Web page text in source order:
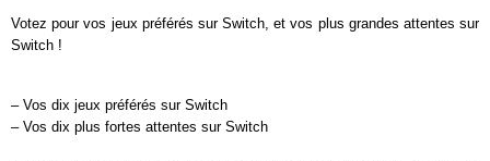
Votez pour vos jeux préférés sur Switch, et vos plus grandes attentes sur
Switch !
– Vos dix jeux préférés sur Switch
– Vos dix plus fortes attentes sur Switch